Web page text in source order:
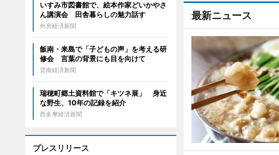
最新ニュース
いすみ市図書館で、絵本作家どいかやさ
ん講演会 田舎暮らしの魅力話す
外房経済新聞
飯南・来島で「子どもの声」を考える研
修会 言葉の背景にも目を向けて
雲南経済新聞
瑞穂町郷土資料館で「キツネ展」 身近
な野生、10年の記録を紹介
西多摩経済新聞
プレスリリース